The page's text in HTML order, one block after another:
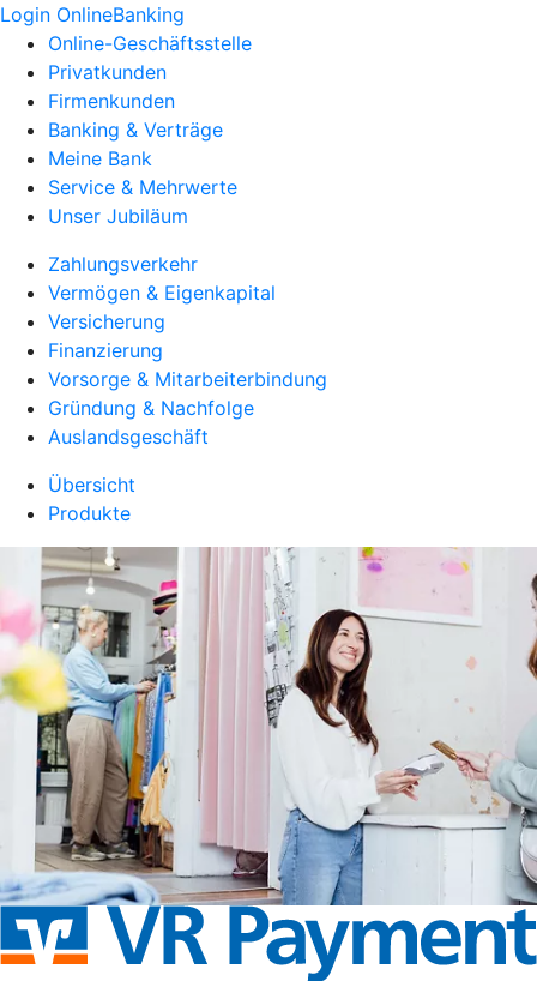
Login OnlineBanking
Online-Geschäftsstelle
Privatkunden
Firmenkunden
Banking & Verträge
Meine Bank
Service & Mehrwerte
Unser Jubiläum
Zahlungsverkehr
Vermögen & Eigenkapital
Versicherung
Finanzierung
Vorsorge & Mitarbeiterbindung
Gründung & Nachfolge
Auslandsgeschäft
Übersicht
Produkte